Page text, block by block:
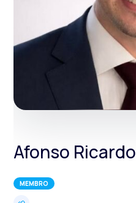
Afonso Ricardo
MEMBRO